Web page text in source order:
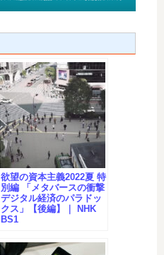
欲望の資本主義2022夏 特
別編 「メタバースの衝撃
デジタル経済のパラドッ
クス」【後編】｜ NHK
BS1